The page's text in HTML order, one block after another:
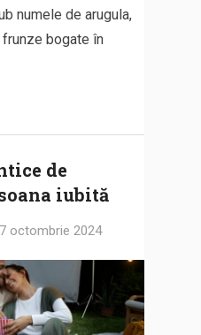
numele de arugula,
bogate în
de
iubită
7 octombrie 2024